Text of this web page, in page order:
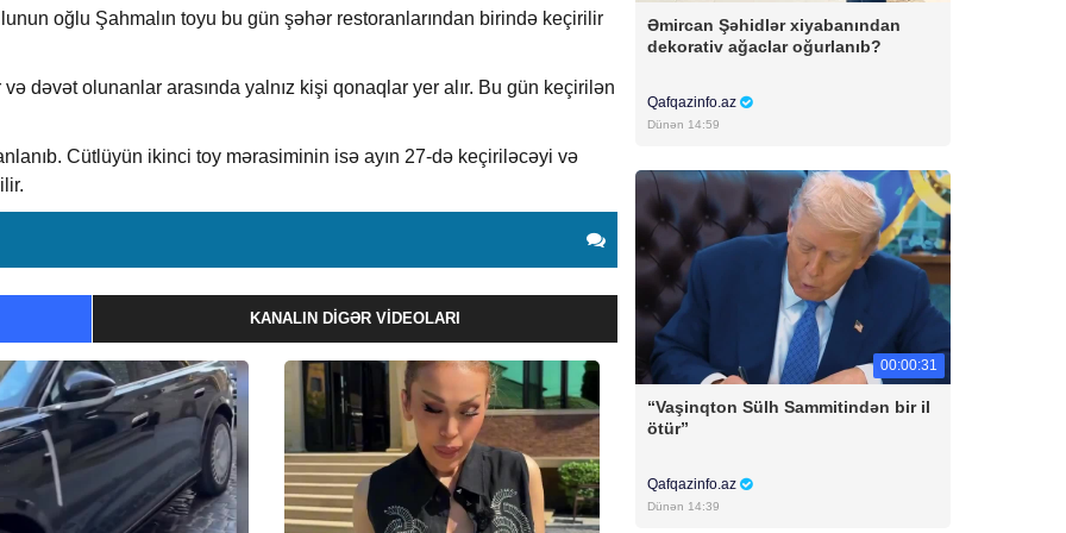
oğlu Şahmalın toyu bu gün şəhər restoranlarından birində keçirilir
dəvət olunanlar arasında yalnız kişi qonaqlar yer alır. Bu gün keçirilən
Cütlüyün ikinci toy mərasiminin isə ayın 27-də keçiriləcəyi və
KANALIN DIGƏR VIDEOLARI
Əmircan Şəhidlər xiyabanından
dekorativ ağaclar oğurlanıb?
Qafqazinfo.az
Dünən 14:59
00:00:31
“Vaşinqton Sülh Sammitindən bir il
ötür”
Qafqazinfo.az
Dünən 14:39